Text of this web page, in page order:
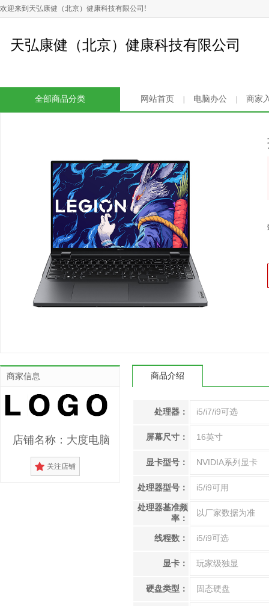
欢迎来到天弘康健（北京）健康科技有限公司!
天弘康健（北京）健康科技有限公司
全部商品分类 网站首页 电脑办公 商家
商家信息
店铺名称：大度电脑
关注店铺
商品介绍
处理器： i5/i7/i9可选
屏幕尺寸： 16英寸
显卡型号： NVIDIA系列显卡
处理器型号： i5/i9可用
处理器基准频
率：
以厂家数据为准
线程数： i5/i9可选
显卡： 玩家级独显
硬盘类型： 固态硬盘